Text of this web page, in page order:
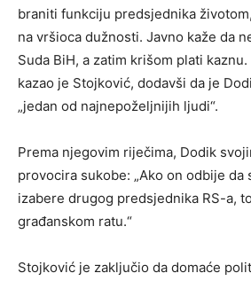
braniti funkciju predsjednika
na vršioca dužnosti. Javno kaže da
Suda BiH, a zatim krišom plati kaznu.
kazao je Stojković, dodavši da je
„jedan od najnepoželjnijih ljudi“.
Prema njegovim riječima, Dodik
provocira sukobe: „Ako on odbije da
izabere drugog predsjednika RS-a,
građanskom ratu.“
Stojković je zaključio da domaće